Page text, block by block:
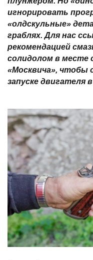
игнорировать
«oлдскульные»
граблях. Для нас
рекомендацией
солидолом в месте
«Москвича», чтобы
запуске двигателя